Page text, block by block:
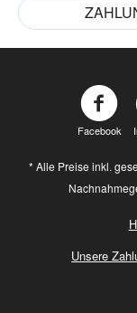
Facebook
* Alle Preise inkl.
Unsere